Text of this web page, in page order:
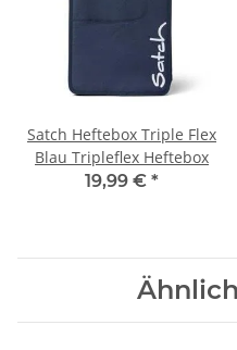
Satch Heftebox Triple Flex
Blau Tripleflex Heftebox
19,99 € *